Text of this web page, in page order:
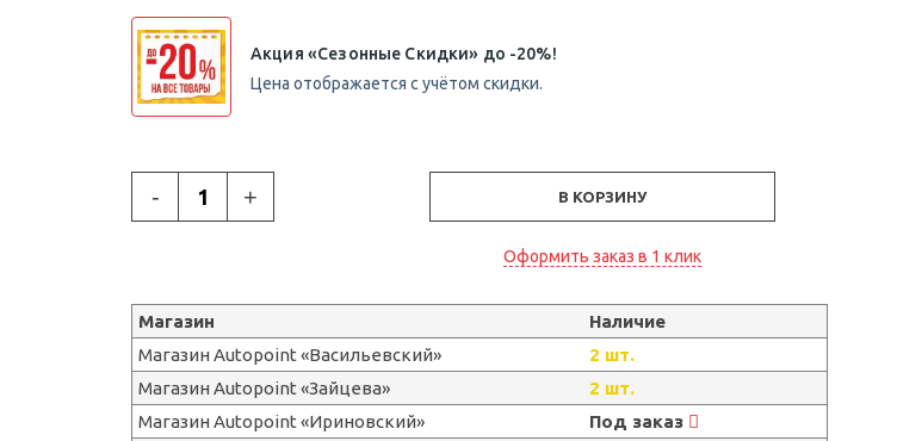
Акция «Сезонные Скидки» до -20%!
Цена отображается с учётом скидки.
- + В КОРЗИНУ
Оформить заказ в 1 клик
Магазин
Наличие
Магазин Autopoint «Васильевский»
2 шт.
Магазин Autopoint «Зайцева»
2 шт.
Магазин Autopoint «Ириновский»
Под заказ